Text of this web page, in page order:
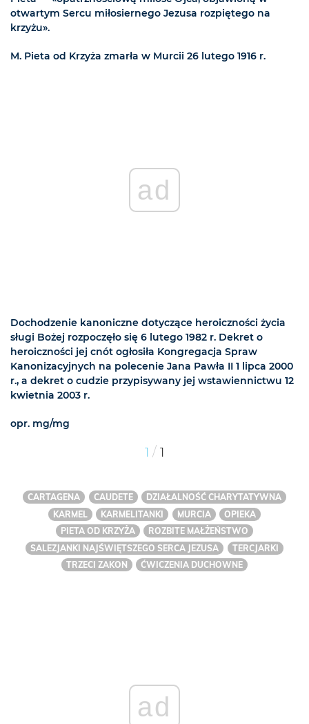
otwartym Sercu miłosiernego Jezusa rozpiętego na
krzyżu».
M. Pieta od Krzyża zmarła w Murcii 26 lutego 1916 r.
ad
Dochodzenie kanoniczne dotyczące heroiczności życia
sługi Bożej rozpoczęło się 6 lutego 1982 r. Dekret o
heroiczności jej cnót ogłosiła Kongregacja Spraw
Kanonizacyjnych na polecenie Jana Pawła II 1 lipca 2000
r., a dekret o cudzie przypisywany jej wstawiennictwu 12
kwietnia 2003 r.
opr. mg/mg
1 / 1
CARTAGENA CAUDETE
DZIAŁALNOŚĆ CHARYTATYWNA
KARMEL
KARMELITANKI MURCIA
OPIEKA
PIETA OD KRZYŻA
ROZBITE MAŁŻEŃSTWO
SALEZJANKI NAJŚWIĘTSZEGO SERCA JEZUSA
TERCJARKI
TRZECI ZAKON
ĆWICZENIA DUCHOWNE
ad